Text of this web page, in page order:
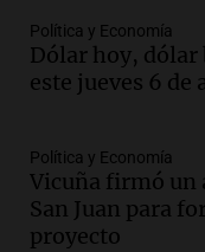
Audio.Perito
Mundial de
récords y
Audio.
accidente
jóvenes
Política y Economía
Dólar hoy, dólar
este jueves 6 de
Política y Economía
Vicuña firmó un
San Juan para
proyecto